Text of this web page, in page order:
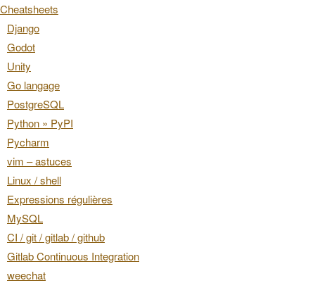
Cheatsheets
Django
Godot
Unity
Go langage
PostgreSQL
Python » PyPI
Pycharm
vim – astuces
Linux / shell
Expressions régulières
MySQL
CI / git / gitlab / github
Gitlab Continuous Integration
weechat